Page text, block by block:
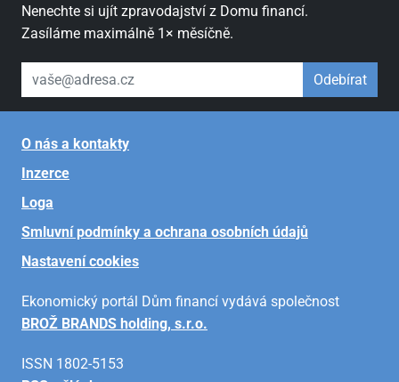
Nenechte si ujít zpravodajství z Domu financí.
Zasíláme maximálně 1× měsíčně.
váš email Odebírat
O nás a kontakty
Inzerce
Loga
Smluvní podmínky a ochrana osobních údajů
Nastavení cookies
Ekonomický portál Dům financí vydává společnost
BROŽ BRANDS holding, s.r.o.
ISSN 1802-5153